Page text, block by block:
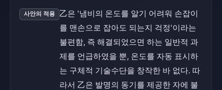
사안의 적용
乙은 '냄비의 온도를 알기 어려워 손잡이
를 맨손으로 잡아도 되는지 걱정'이라는
불편함, 즉 해결되었으면 하는 일반적 과
제를 언급하였을 뿐, 온도를 자동 표시하
는 구체적 기술수단을 창작한 바 없다. 따
라서 乙은 발명의 동기를 제공한 자에 불